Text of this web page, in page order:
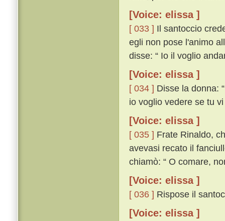
[Voice: elissa ]
[ 033 ] Il santoccio
egli non pose l'animo
disse: “ Io il voglio
[Voice: elissa ]
[ 034 ] Disse la donna:
io voglio vedere se tu
[Voice: elissa ]
[ 035 ] Frate Rinaldo,
avevasi recato il
chiamò: “ O comare,
[Voice: elissa ]
[ 036 ] Rispose il
[Voice: elissa ]